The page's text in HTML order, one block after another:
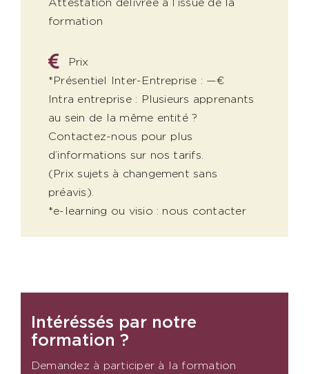
formation
Prix
*Présentiel Inter-Entreprise : —€
Intra entreprise : Plusieurs apprenants
au sein de la même entité ?
Contactez-nous pour plus
d’informations sur nos tarifs.
(Prix sujets à changement sans
préavis).
*e-learning ou visio : nous contacter
Intéréssés par notre
formation ?
Demandez à participer à la formation